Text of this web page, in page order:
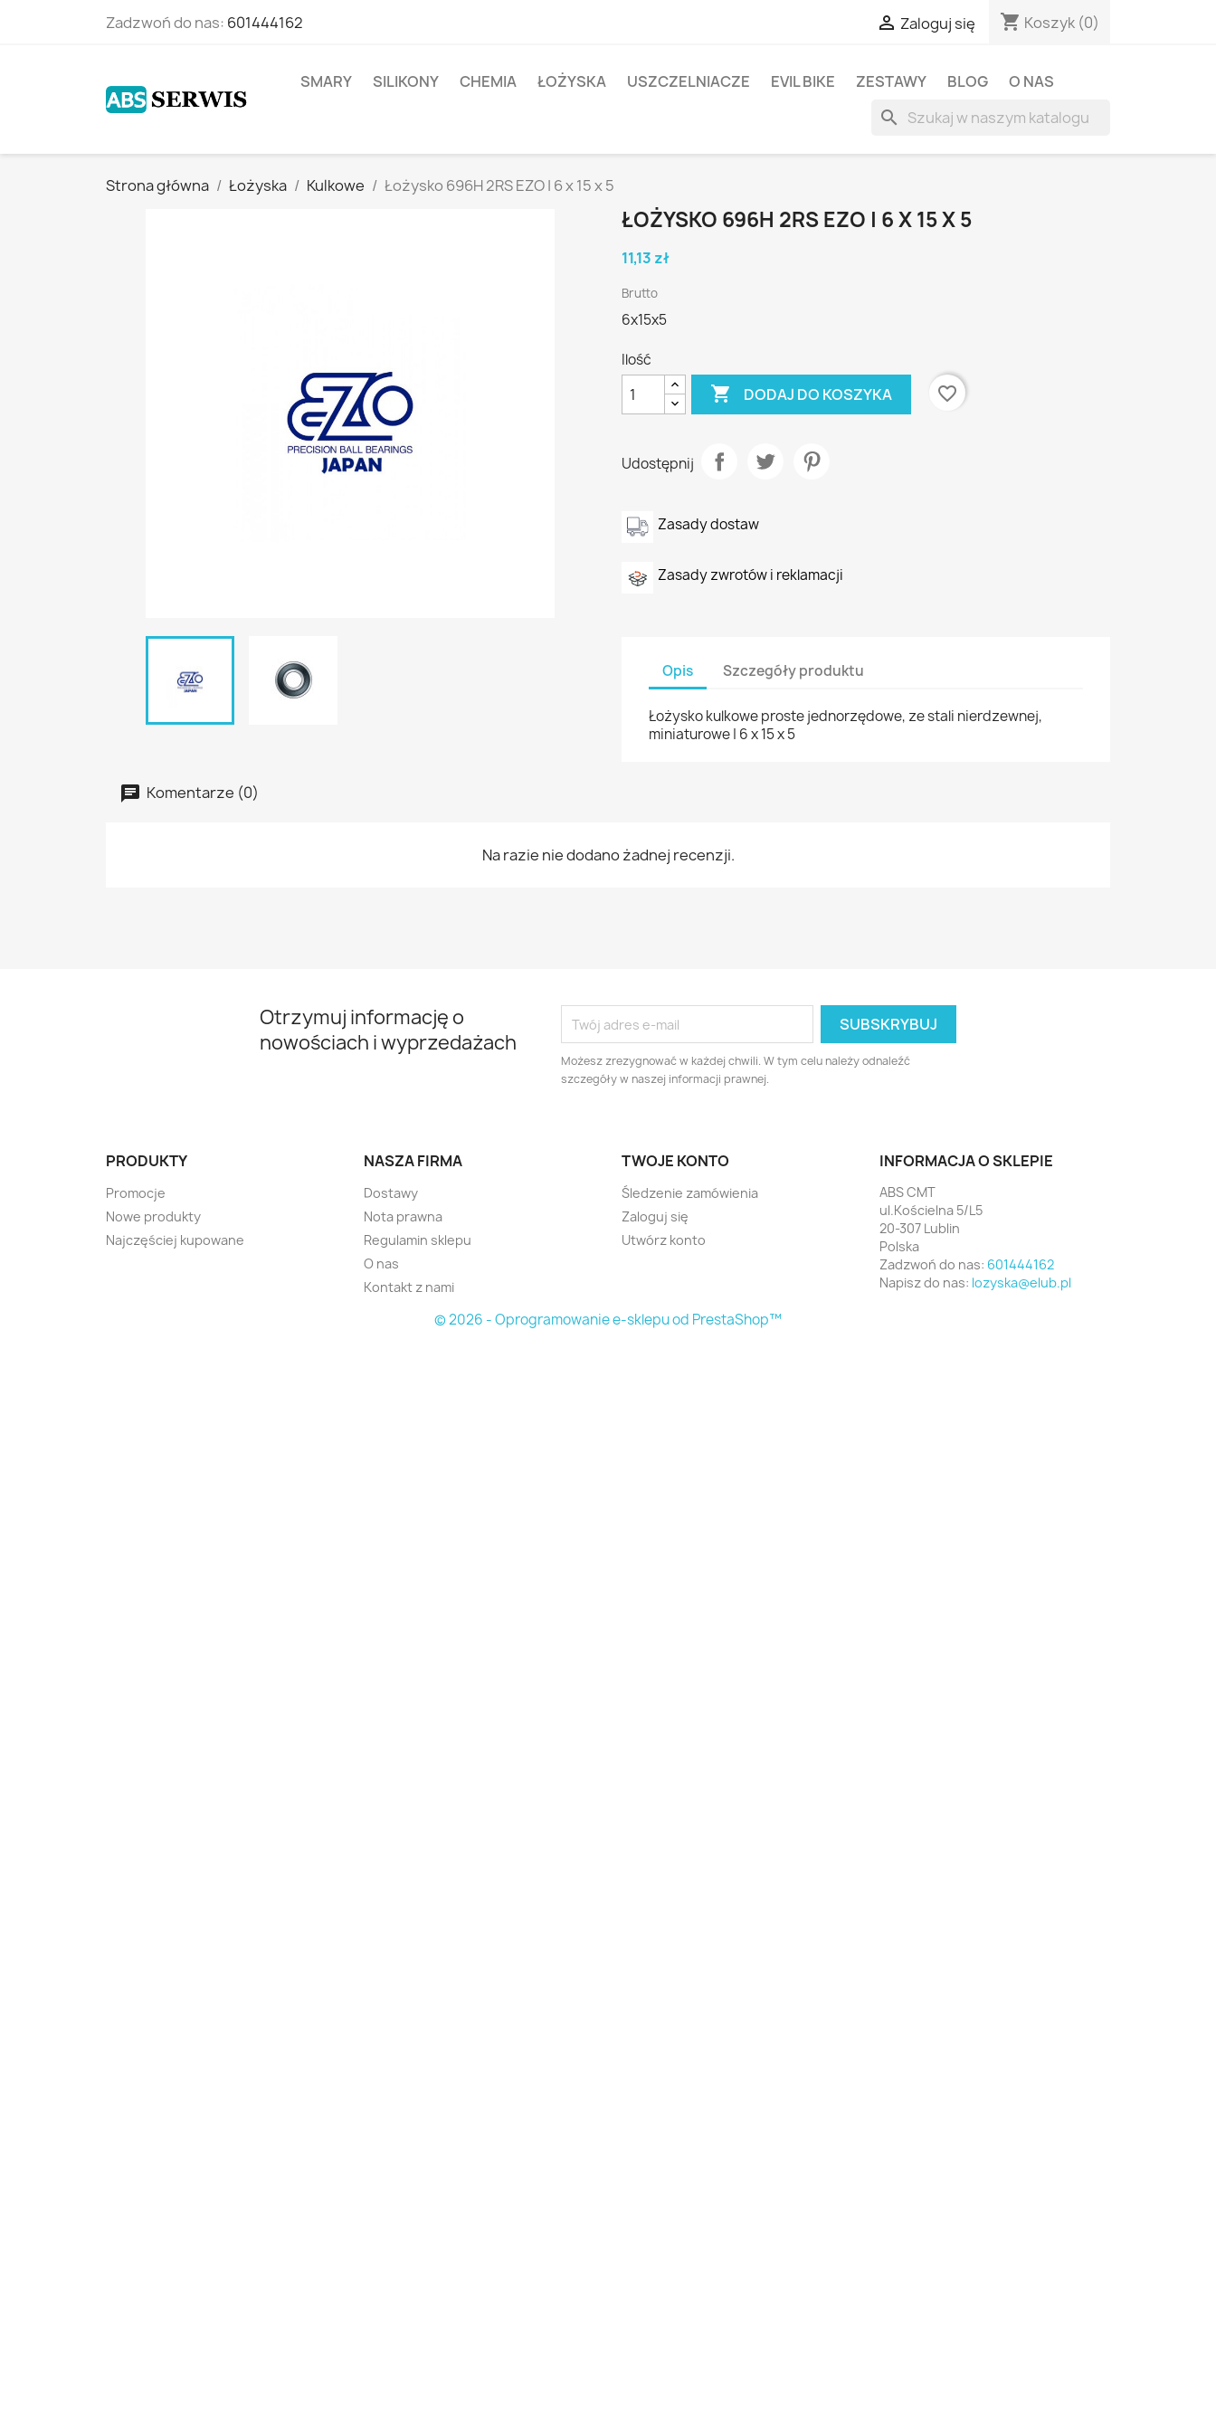
Zadzwoń do nas: 601444162  Zaloguj się shopping_cart Koszyk (0)
SMARY SILIKONY CHEMIA ŁOŻYSKA USZCZELNIACZE EVIL BIKE ZESTAWY BLOG O NAS
search
Strona główna Łożyska Kulkowe Łożysko 696H 2RS EZO | 6 x 15 x 5
ŁOŻYSKO 696H 2RS EZO | 6 X 15 X 5
11,13 zł
Brutto
6x15x5
Ilość
 DODAJ DO KOSZYKA favorite_border
Udostępnij
Zasady dostaw
Zasady zwrotów i reklamacji
Opis Szczegóły produktu
Łożysko kulkowe proste jednorzędowe, ze stali nierdzewnej,
miniaturowe | 6 x 15 x 5
Komentarze (0)
Na razie nie dodano żadnej recenzji.
Otrzymuj informację o
nowościach i wyprzedażach
Możesz zrezygnować w każdej chwili. W tym celu należy odnaleźć
szczegóły w naszej informacji prawnej.
PRODUKTY
Promocje
Nowe produkty
Najczęściej kupowane
NASZA FIRMA
Dostawy
Nota prawna
Regulamin sklepu
O nas
Kontakt z nami
TWOJE KONTO
Śledzenie zamówienia
Zaloguj się
Utwórz konto
INFORMACJA O SKLEPIE
ABS CMT
ul.Kościelna 5/L5
20-307 Lublin
Polska
Zadzwoń do nas: 601444162
Napisz do nas: lozyska@elub.pl
© 2026 - Oprogramowanie e-sklepu od PrestaShop™